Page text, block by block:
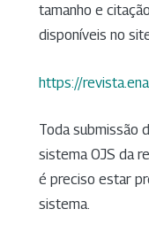
tamanho e
disponíveis no
https://
Toda submissão
sistema OJS da
é preciso estar
sistema.